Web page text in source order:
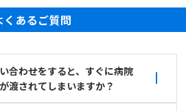
くあるご質問
合わせをすると、すぐに病院
渡されてしまいますか？